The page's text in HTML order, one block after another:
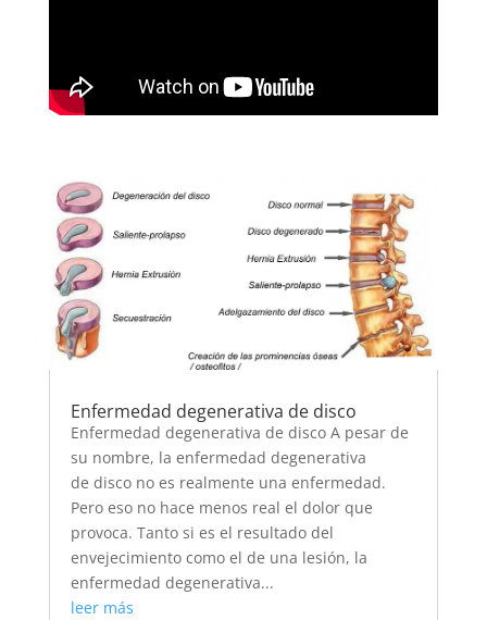
Enfermedad degenerativa de disco
Enfermedad degenerativa de disco A pesar de
su nombre, la enfermedad degenerativa
de disco no es realmente una enfermedad.
Pero eso no hace menos real el dolor que
provoca. Tanto si es el resultado del
envejecimiento como el de una lesión, la
enfermedad degenerativa...
leer más